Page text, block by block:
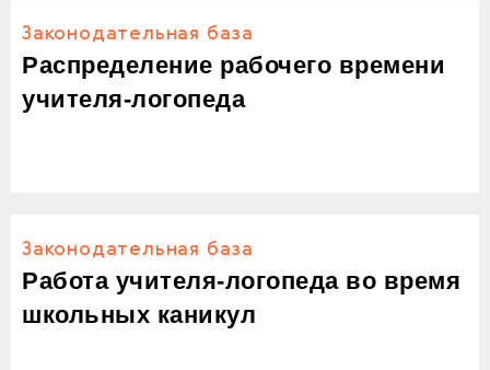
Законодательная база
Распределение рабочего времени
учителя-логопеда
Законодательная база
Работа учителя-логопеда во время
школьных каникул